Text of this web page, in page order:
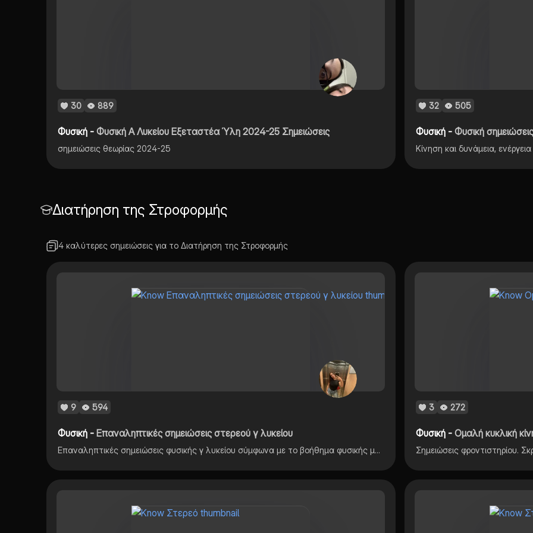
30 889
Φυσική -Φυσική Α Λυκείου Εξεταστέα Ύλη 2024-25 Σημειώσεις
σημειώσεις θεωρίας 2024-25
32 505
Φυσική - Φυσική σημειώσεις
Κίνηση και δυνάμεια, ενέργεια
Διατήρηση της Στροφορμής
4 καλύτερες σημειώσεις για το Διατήρηση της Στροφορμής
9 594
Φυσική -Επαναληπτικές σημειώσεις στερεού γ λυκείου
Επαναληπτικές σημειώσεις φυσικής γ λυκείου σύμφωνα με το βοήθημα φυσικής μαθιουδακης-παναγιωτακοπουλος
3 272
Φυσική - Ομαλή κυκλική
Σημειώσεις φροντιστηρίου.